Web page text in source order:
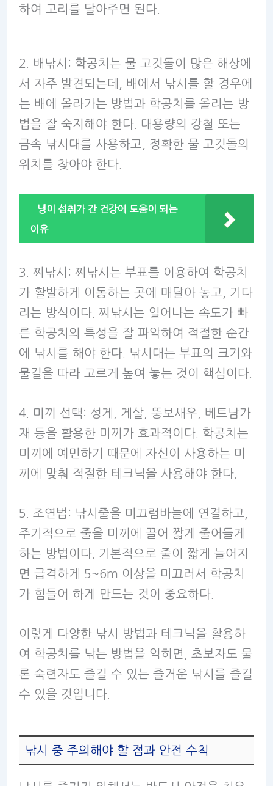
하여 고리를 달아주면 된다.
2. 배낚시: 학공치는 물 고깃돌이 많은 해상에
서 자주 발견되는데, 배에서 낚시를 할 경우에
는 배에 올라가는 방법과 학공치를 올리는 방
법을 잘 숙지해야 한다. 대용량의 강철 또는
금속 낚시대를 사용하고, 정확한 물 고깃돌의
위치를 찾아야 한다.
냉이 섭취가 간 건강에 도움이 되는
이유
3. 찌낚시: 찌낚시는 부표를 이용하여 학공치
가 활발하게 이동하는 곳에 매달아 놓고, 기다
리는 방식이다. 찌낚시는 일어나는 속도가 빠
른 학공치의 특성을 잘 파악하여 적절한 순간
에 낚시를 해야 한다. 낚시대는 부표의 크기와
물길을 따라 고르게 높여 놓는 것이 핵심이다.
4. 미끼 선택: 성게, 게살, 뚱보새우, 베트남가
재 등을 활용한 미끼가 효과적이다. 학공치는
미끼에 예민하기 때문에 자신이 사용하는 미
끼에 맞춰 적절한 테크닉을 사용해야 한다.
5. 조연법: 낚시줄을 미끄럼바늘에 연결하고,
주기적으로 줄을 미끼에 끌어 짧게 줄어들게
하는 방법이다. 기본적으로 줄이 짧게 늘어지
면 급격하게 5~6m 이상을 미끄러서 학공치
가 힘들어 하게 만드는 것이 중요하다.
이렇게 다양한 낚시 방법과 테크닉을 활용하
여 학공치를 낚는 방법을 익히면, 초보자도 물
론 숙련자도 즐길 수 있는 즐거운 낚시를 즐길
수 있을 것입니다.
낚시 중 주의해야 할 점과 안전 수칙